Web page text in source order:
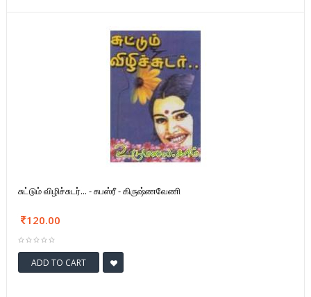
சுட்டும் விழிச்சுடர்... - சுபஸ்ரீ - கிருஷ்ணவேணி
120.00
ADD TO CART